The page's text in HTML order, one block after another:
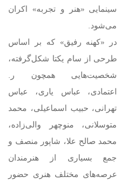
سینمایی «هنر و تجربه» اکران
می‌شود.
در «کهنه رفیق» که بر اساس
طرحی از سام یکتا شکل‌گرفته،
شخصیت‌هایی همچون ر.
اعتمادی، عباس یاری، عباس
تهرانی، حبیب اسماعیلی، محمد
متوسلانی، منوچهر والی‌زاده،
محمد صالح علا، شاپور منصف و
جمع بسیاری از هنرمندان
عرصه‌های مختلف هنری حضور